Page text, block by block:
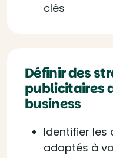
clés
Définir des
publicitaires
business
Identifier les
adaptés à